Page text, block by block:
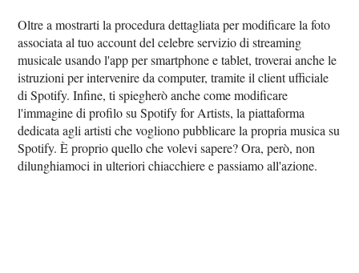
Oltre a mostrarti la procedura dettagliata per modificare la foto
associata al tuo account del celebre servizio di streaming
musicale usando l'app per smartphone e tablet, troverai anche le
istruzioni per intervenire da computer, tramite il client ufficiale
di Spotify. Infine, ti spiegherò anche come modificare
l'immagine di profilo su Spotify for Artists, la piattaforma
dedicata agli artisti che vogliono pubblicare la propria musica su
Spotify. È proprio quello che volevi sapere? Ora, però, non
dilunghiamoci in ulteriori chiacchiere e passiamo all'azione.